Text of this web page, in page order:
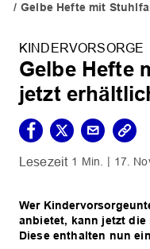
Gelbe Hefte mit
KINDERVORSORGE
Gelbe Hefte
jetzt
1 Min. 17.
Wer
anbietet, kann jetzt die
Diese enthalten nun